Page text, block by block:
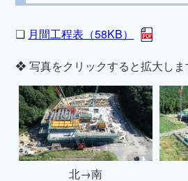
❏ 月間工程表（58KB）
❖ 写真をクリックすると拡大しま
北→南